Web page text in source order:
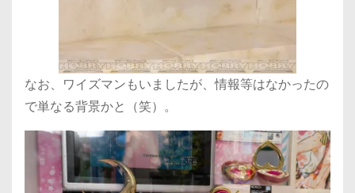
なお、ワイズマンもいましたが、情報等はなかったの
で単なる背景かと（笑）。